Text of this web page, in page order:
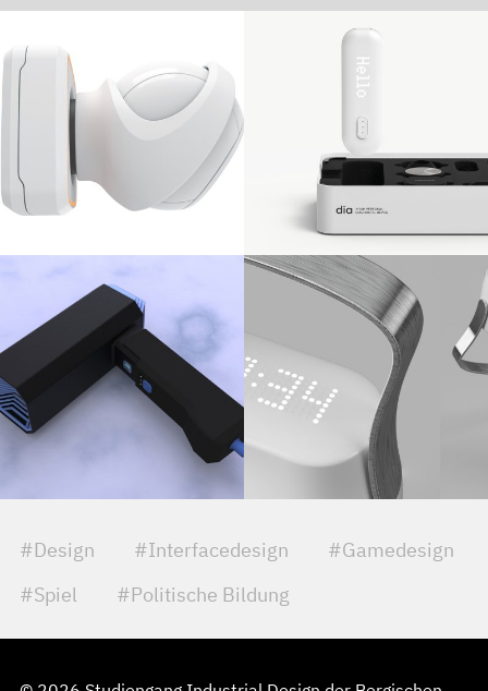
#Design #Interfacedesign
#Gamedesign
#Spiel
#Politische Bildung